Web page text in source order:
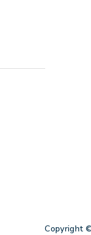
Copyright